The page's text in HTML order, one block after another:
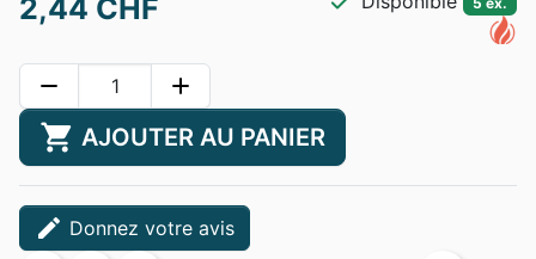
2,44 CHF
remove add
shopping_cart AJOUTER AU PANIER
edit Donnez votre avis